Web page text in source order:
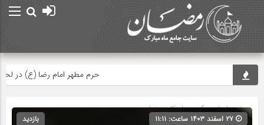
حرم مطهر امام رضا (ع) در لحظه
صفحه اصلی» گروه »احکام رمضان
بازدید